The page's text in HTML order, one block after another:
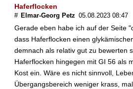
Haferflocken
# Elmar-Georg Petz 05.08.2023 08:47
Gerade eben habe ich auf der Seite
dass Haferflocken einen
demnach als relativ gut zu bewerten
Haferflocken hingegen mit GI 56 als
Kost ein. Wäre es nicht sinnvoll,
Übergangsbereich weniger krass,
n
f
a
l
e
D
i
a